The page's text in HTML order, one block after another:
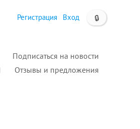
🔒
Регистрация Вход
Подписаться на новости
Отзывы и предложения